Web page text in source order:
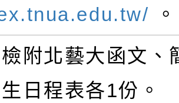
。
檢附北藝大函文、
生日程表各1份。